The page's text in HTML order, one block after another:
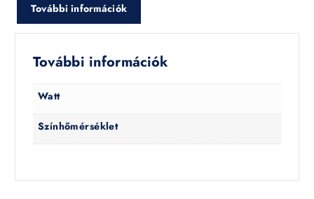
További információk
További információk
Watt
Színhőmérséklet